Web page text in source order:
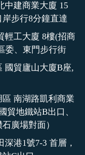
中建商業大廈 15
步行8分鐘直達
輕工大廈 8樓(招商
委、東門步行街
國貿廬山大廈B座,
南湖路凱利商業
貿地鐵站B出口、
廣場對面）
港1號7-3 首層，